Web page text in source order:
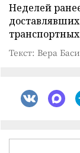
Неделей
Текст: Вера